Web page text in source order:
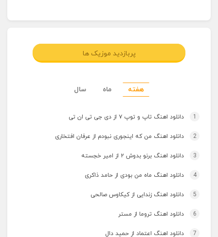
پربازدید موزیک ها
هفته ماه سال
1 دانلود اهنگ تاپ و توپ ۷ از دی جی تی ان تی
2 دانلود اهنگ من که اینجوری نبودم از عرفان افتخاری
3 دانلود اهنگ برنو بدوش ۲ از امیر خجسته
4 دانلود اهنگ ماه من بودی از حامد ذاکری
5 دانلود اهنگ زندایی از کیکاوس صالحی
6 دانلود اهنگ تروما از مستر
7 دانلود اهنگ اعتماد از حمید دال